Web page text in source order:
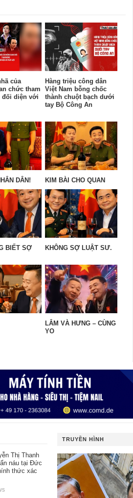
của
chức tham
đối diện với
Hàng triệu công dân
Việt Nam bỗng chốc
thành chuột bạch dưới
tay Bộ Công An
DÂN! KIM BÀI CHO QUAN
BIẾT SỢ
KHÔNG SỢ LUẬT SƯ.
LÂM VÀ HƯNG – CÙNG
YO
Thị Thanh
náu tại Đức
thức xác
TRUYỀN HÌNH